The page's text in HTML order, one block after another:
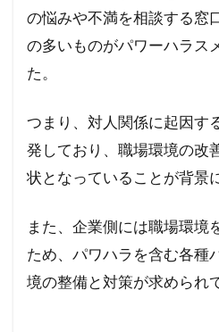
の悩みや不満を相談する窓
の多いものがパワーハラス
た。
つまり、対人関係に起因す
発しており、職場環境の改
状となっていることが背景
また、企業側には職場環境
ため、パワハラを含む各種
境の整備と対策が求められ